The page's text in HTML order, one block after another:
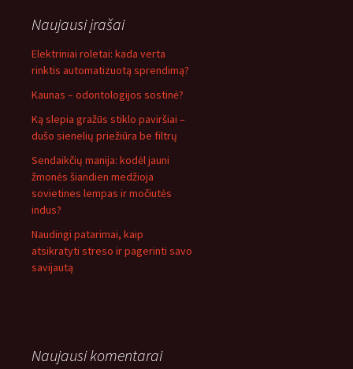
Naujausi įrašai
Elektriniai roletai: kada verta
rinktis automatizuotą sprendimą?
Kaunas – odontologijos sostinė?
Ką slepia gražūs stiklo paviršiai –
dušo sienelių priežiūra be filtrų
Sendaikčių manija: kodėl jauni
žmonės šiandien medžioja
sovietines lempas ir močiutės
indus?
Naudingi patarimai, kaip
atsikratyti streso ir pagerinti savo
savijautą
Naujausi komentarai